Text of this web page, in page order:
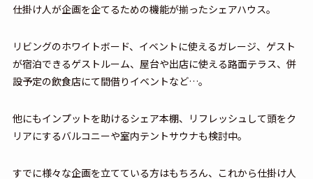
仕掛け人が企画を企てるための機能が揃ったシェアハウス。
リビングのホワイトボード、イベントに使えるガレージ、ゲスト
が宿泊できるゲストルーム、屋台や出店に使える路面テラス、併
設予定の飲食店にて間借りイベントなど…。
他にもインプットを助けるシェア本棚、リフレッシュして頭をク
リアにするバルコニーや室内テントサウナも検討中。
すでに様々な企画を立てている方はもちろん、これから仕掛け人